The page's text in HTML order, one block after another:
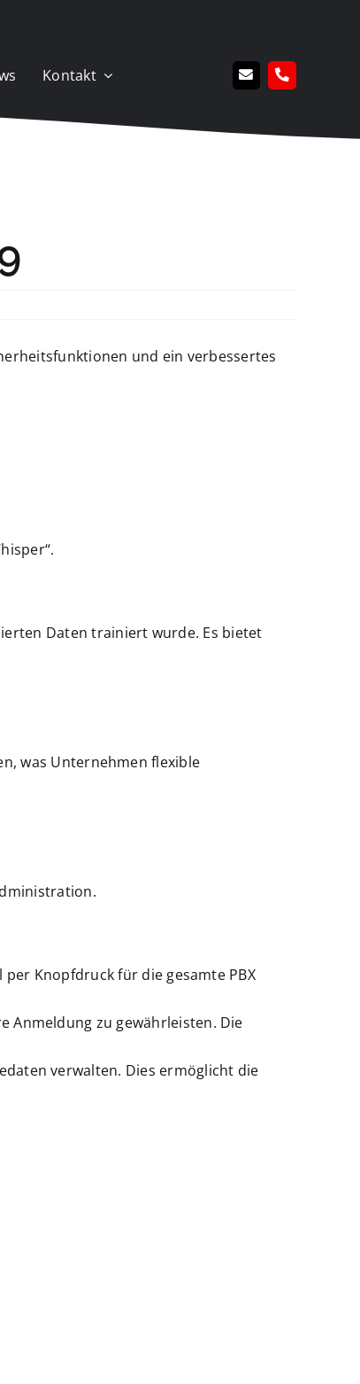
Kontakt
und ein verbessertes
Daten trainiert wurde. Es bietet
was Unternehmen flexible
Knopfdruck für die gesamte PBX
Anmeldung zu gewährleisten. Die
verwalten. Dies ermöglicht die